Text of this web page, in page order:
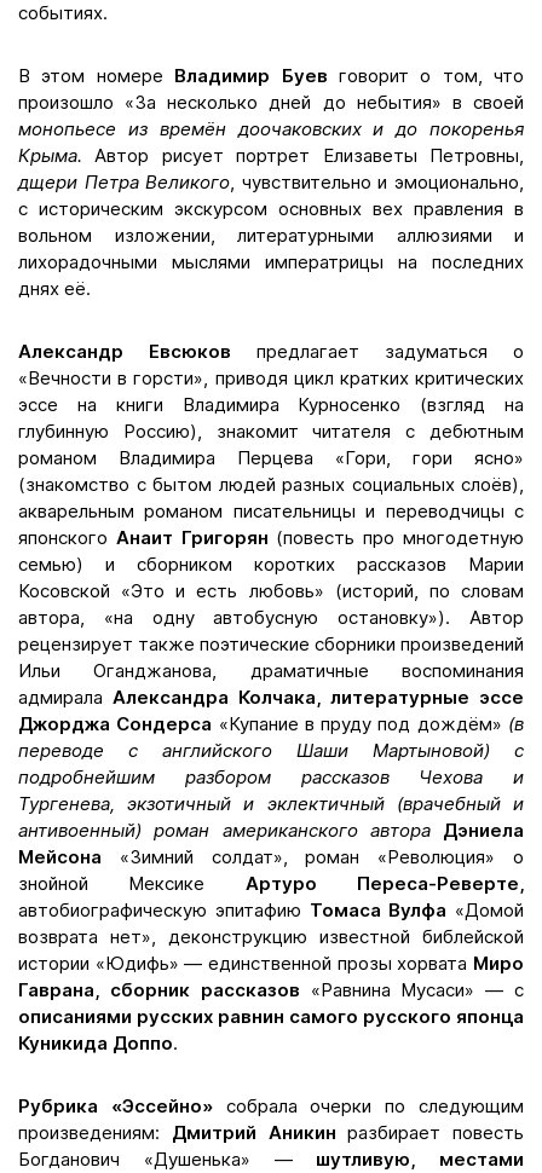
событиях.
В этом номере Владимир Буев говорит о том, что
произошло «За несколько дней до небытия» в своей
монопьесе из времён доочаковских и до покоренья
Крыма. Автор рисует портрет Елизаветы Петровны,
дщери Петра Великого, чувствительно и эмоционально,
с историческим экскурсом основных вех правления в
вольном изложении, литературными аллюзиями и
лихорадочными мыслями императрицы на последних
днях её.
Александр Евсюков предлагает задуматься о
«Вечности в горсти», приводя цикл кратких критических
эссе на книги Владимира Курносенко (взгляд на
глубинную Россию), знакомит читателя с дебютным
романом Владимира Перцева «Гори, гори ясно»
(знакомство с бытом людей разных социальных слоёв),
акварельным романом писательницы и переводчицы с
японского Анаит Григорян (повесть про многодетную
семью) и сборником коротких рассказов Марии
Косовской «Это и есть любовь» (историй, по словам
автора, «на одну автобусную остановку»). Автор
рецензирует также поэтические сборники произведений
Ильи Оганджанова, драматичные воспоминания
адмирала Александра Колчака, литературные эссе
Джорджа Сондерса «Купание в пруду под дождём» (в
переводе с английского Шаши Мартыновой) с
подробнейшим разбором рассказов Чехова и
Тургенева, экзотичный и эклектичный (врачебный и
антивоенный) роман американского автора Дэниела
Мейсона «Зимний солдат», роман «Революция» о
знойной Мексике Артуро Переса-Реверте,
автобиографическую эпитафию Томаса Вулфа «Домой
возврата нет», деконструкцию известной библейской
истории «Юдифь» — единственной прозы хорвата Миро
Гаврана, сборник рассказов «Равнина Мусаси» — с
описаниями русских равнин самого русского японца
Куникида Доппо.
Рубрика «Эссейно»собрала очерки по следующим
произведениям: Дмитрий Аникин разбирает повесть
Богданович «Душенька» — шутливую, местами